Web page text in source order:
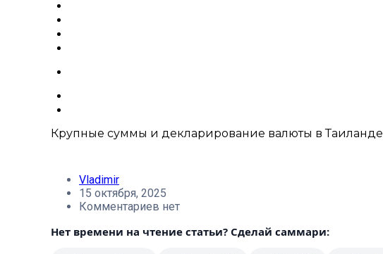
Крупные суммы и декларирование валюты в Таиланде
Vladimir
15 октября, 2025
Комментариев нет
Нет времени на чтение статьи? Сделай саммари: